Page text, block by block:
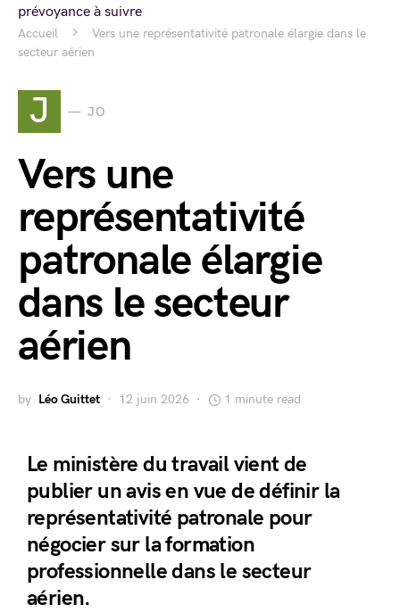
Accueil
Vers une représentativité patronale élargie dans le
secteur aérien
J JO
Vers une
représentativité
patronale élargie
dans le secteur
aérien
by Léo Guittet 12 juin 2026 1 minute read
Le ministère du travail vient de
publier un avis en vue de définir la
représentativité patronale pour
négocier sur la formation
professionnelle dans le secteur
aérien.
prévoyance à suivre